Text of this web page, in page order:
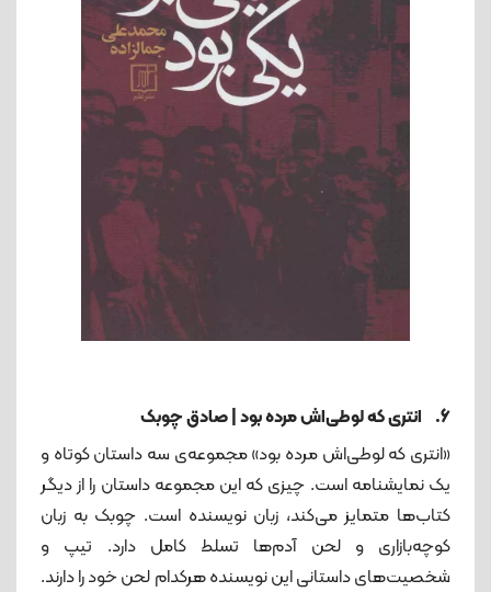
6. انتری که لوطی‌اش مرده بود | صادق چوبک
«انتری که لوطی‌اش مرده بود» مجموعه‌ی سه داستان کوتاه و
یک نمایشنامه است. چیزی که این مجموعه داستان را از دیگر
کتاب‌ها متمایز می‌کند، زبان نویسنده است. چوبک به زبان
کوچه‌بازاری و لحن آدم‌ها تسلط کامل دارد. تیپ ‌و
شخصیت‌های داستانی این نویسنده هرکدام لحن خود را دارند.